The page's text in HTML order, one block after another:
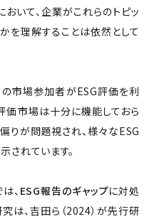
いて、企業がこれらのトピッ
を理解することは依然として
の市場参加者がESG評価を利
価市場は十分に機能しておら
りが問題視され、様々なESG
されています。
、 ESG報告のギャップに対処
は、吉田ら（2024）が先行研